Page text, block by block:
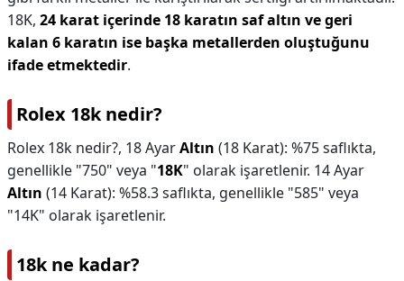
18K, 24 karat içerinde 18 karatın saf altın ve geri
kalan 6 karatın ise başka metallerden oluştuğunu
ifade etmektedir.
Rolex 18k nedir?
Rolex 18k nedir?, 18 AyarAltın (18 Karat): %75 saflıkta,
genellikle "750" veya "18K" olarak işaretlenir. 14 Ayar
Altın (14 Karat): %58.3 saflıkta, genellikle "585" veya
"14K" olarak işaretlenir.
18k ne kadar?